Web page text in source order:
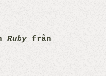
Ruby från